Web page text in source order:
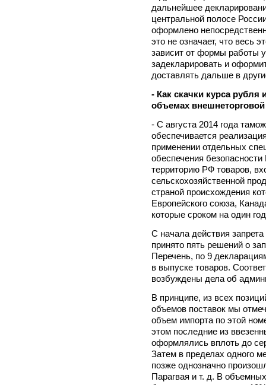
дальнейшее
центральной полосе
оформлено
это не означает, что весь
зависит от формы работы
задекларировать и
доставлять дальше в
- Как скачки курса рубля
объемах
- С августа 2014 года
обеспечивается
применении отдельных
обеспечения
территорию РФ товаров,
сельскохозяйственной
страной происхождения
Европейского союза,
которые сроком на один
С начала действия
принято пять решений о
Перечень, по 9
в выпуске товаров.
возбуждены дела об
В принципе, из всех
объемов поставок мы
объем импорта по этой
этом последние из
оформлялись вплоть до
Затем в пределах одного
позже однозначно
Парагвая и т. д. В